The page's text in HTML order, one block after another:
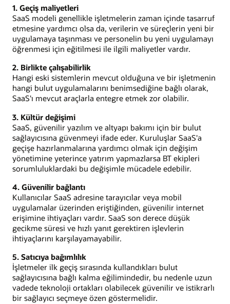
1. Geçiş maliyetleri
SaaS modeli genellikle işletmelerin zaman içinde tasarruf
etmesine yardımcı olsa da, verilerin ve süreçlerin yeni bir
uygulamaya taşınması ve personelin bu yeni uygulamayı
öğrenmesi için eğitilmesi ile ilgili maliyetler vardır.
2. Birlikte çalışabilirlik
Hangi eski sistemlerin mevcut olduğuna ve bir işletmenin
hangi bulut uygulamalarını benimsediğine bağlı olarak,
SaaS'ı mevcut araçlarla entegre etmek zor olabilir.
3. Kültür değişimi
SaaS, güvenilir yazılım ve altyapı bakımı için bir bulut
sağlayıcısına güvenmeyi ifade eder. Kuruluşlar SaaS'a
geçişe hazırlanmalarına yardımcı olmak için değişim
yönetimine yeterince yatırım yapmazlarsa BT ekipleri
sorumluluklardaki bu değişimle mücadele edebilir.
4. Güvenilir bağlantı
Kullanıcılar SaaS adresine tarayıcılar veya mobil
uygulamalar üzerinden eriştiğinden, güvenilir internet
erişimine ihtiyaçları vardır. SaaS son derece düşük
gecikme süresi ve hızlı yanıt gerektiren işlevlerin
ihtiyaçlarını karşılayamayabilir.
5. Satıcıya bağımlılık
İşletmeler ilk geçiş sırasında kullandıkları bulut
sağlayıcısına bağlı kalma eğilimindedir, bu nedenle uzun
vadede teknoloji ortakları olabilecek güvenilir ve istikrarlı
bir sağlayıcı seçmeye özen göstermelidir.